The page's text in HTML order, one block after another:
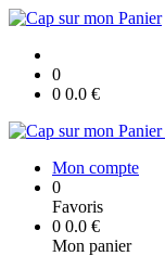
0
0 0.0 €
Mon compte
0
Favoris
0 0.0 €
Mon panier